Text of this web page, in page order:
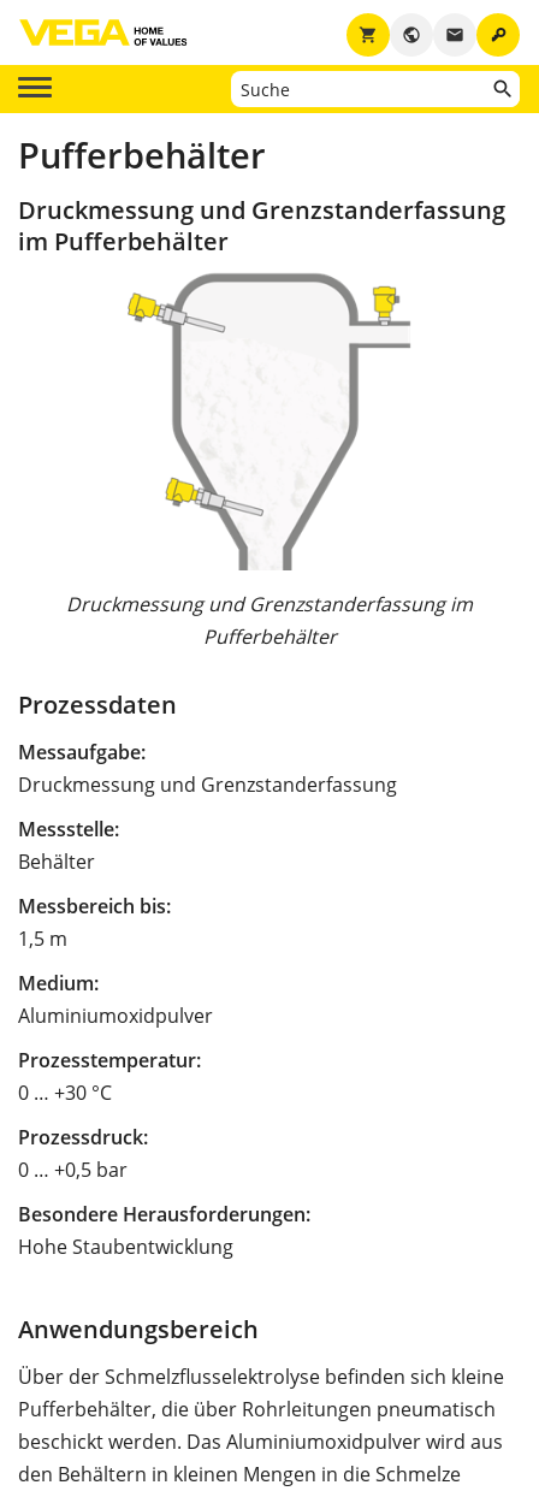
key
email
public
shopping_cart
Pufferbehälter
Druckmessung und Grenzstanderfassung
im Pufferbehälter
Druckmessung und Grenzstanderfassung im
Pufferbehälter
Prozessdaten
Messaufgabe:
Druckmessung und Grenzstanderfassung
Messstelle:
Behälter
Messbereich bis:
1,5 m
Medium:
Aluminiumoxidpulver
Prozesstemperatur:
0 … +30 °C
Prozessdruck:
0 … +0,5 bar
Besondere Herausforderungen:
Hohe Staubentwicklung
Anwendungsbereich
Über der Schmelzflusselektrolyse befinden sich kleine
Pufferbehälter, die über Rohrleitungen pneumatisch
beschickt werden. Das Aluminiumoxidpulver wird aus
den Behältern in kleinen Mengen in die Schmelze